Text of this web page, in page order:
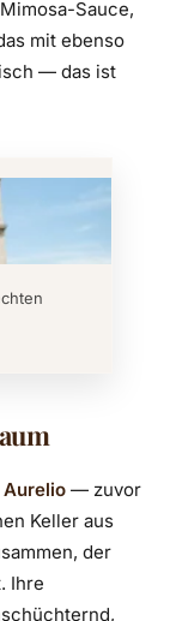
Sauce,
mit ebenso
— das ist
Aurelio — zuvor
Keller aus
der
Ihre